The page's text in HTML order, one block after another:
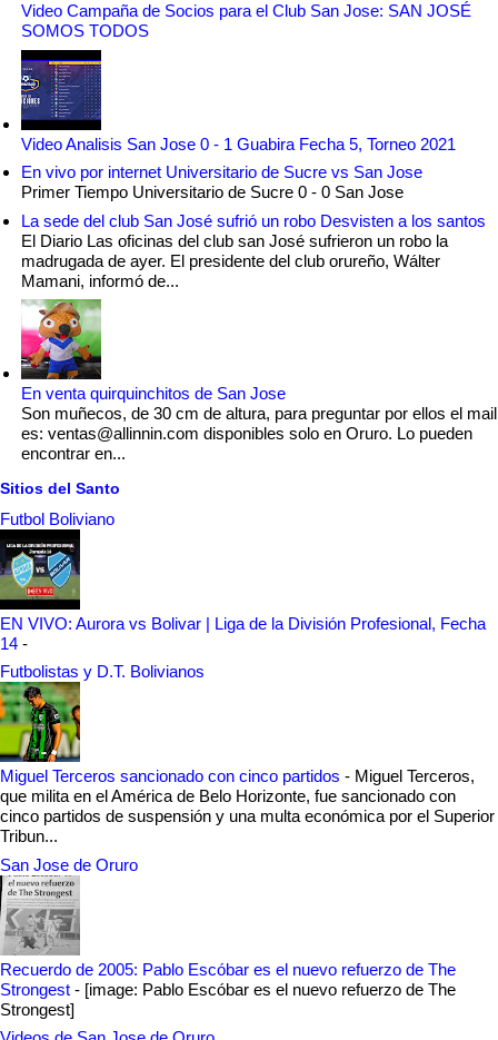
Video Campaña de Socios para el Club San Jose: SAN JOSÉ
SOMOS TODOS
Video Analisis San Jose 0 - 1 Guabira Fecha 5, Torneo 2021
En vivo por internet Universitario de Sucre vs San Jose
Primer Tiempo Universitario de Sucre 0 - 0 San Jose
La sede del club San José sufrió un robo Desvisten a los santos
El Diario Las oficinas del club san José sufrieron un robo la
madrugada de ayer. El presidente del club orureño, Wálter
Mamani, informó de...
En venta quirquinchitos de San Jose
Son muñecos, de 30 cm de altura, para preguntar por ellos el mail
es: ventas@allinnin.com disponibles solo en Oruro. Lo pueden
encontrar en...
Sitios del Santo
Futbol Boliviano
EN VIVO: Aurora vs Bolivar | Liga de la División Profesional, Fecha
14 -
Futbolistas y D.T. Bolivianos
Miguel Terceros sancionado con cinco partidos - Miguel Terceros,
que milita en el América de Belo Horizonte, fue sancionado con
cinco partidos de suspensión y una multa económica por el Superior
Tribun...
San Jose de Oruro
Recuerdo de 2005: Pablo Escóbar es el nuevo refuerzo de The
Strongest - [image: Pablo Escóbar es el nuevo refuerzo de The
Strongest]